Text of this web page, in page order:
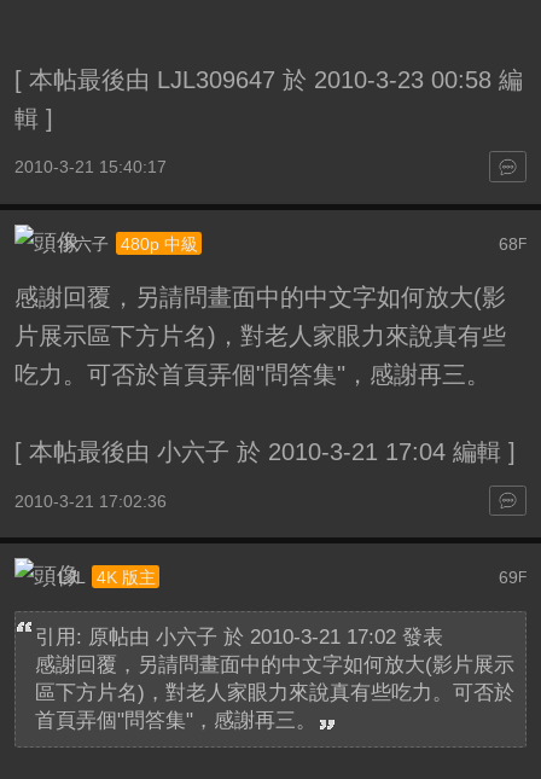
[本帖最後由 LJL309647 於 2010-3-23 00:58 編
輯 ]
2010-3-21 15:40:17
68 F
小六子 480p 中級
感謝回覆，另請問畫面中的中文字如何放大(影
片展示區下方片名)，對老人家眼力來說真有些
吃力。可否於首頁弄個"問答集"，感謝再三。
[本帖最後由 小六子 於 2010-3-21 17:04 編輯 ]
2010-3-21 17:02:36
69 F
LJL 4K 版主
引用: 原帖由 小六子 於 2010-3-21 17:02 發表
感謝回覆，另請問畫面中的中文字如何放大(影片展示
區下方片名)，對老人家眼力來說真有些吃力。可否於
首頁弄個"問答集"，感謝再三。